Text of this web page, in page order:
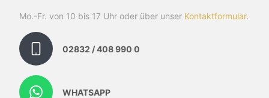
Mo.-Fr. von 10 bis 17 Uhr oder über unser Kontaktformular.
02832 / 408 990 0
WHATSAPP